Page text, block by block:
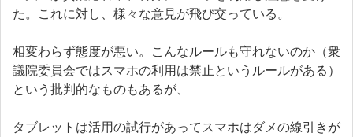
た。これに対し、様々な意見が飛び交っている。
相変わらず態度が悪い。こんなルールも守れないのか（衆
議院委員会ではスマホの利用は禁止というルールがある）
という批判的なものもあるが、
タブレットは活用の試行があってスマホはダメの線引きが